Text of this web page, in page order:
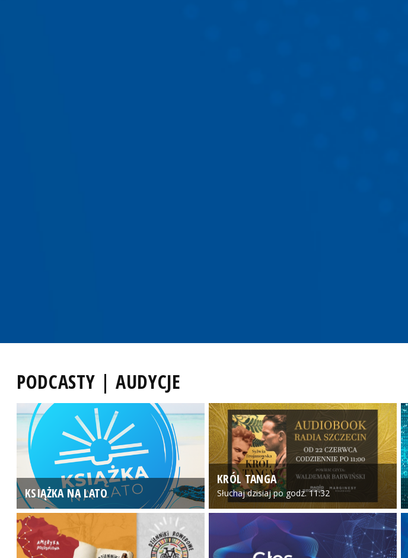
PODCASTY | AUDYCJE
KSIĄŻKA NA LATO
KRÓL TANGA
Słuchaj dzisiaj po godz. 11:32